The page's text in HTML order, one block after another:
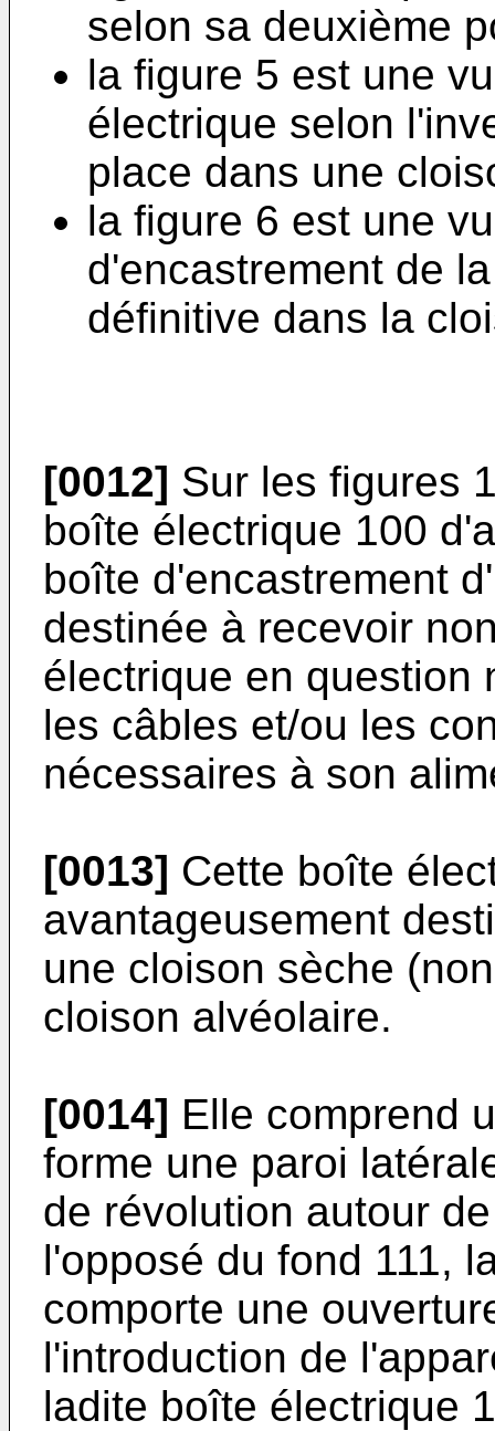
selon sa deuxième
la figure 5 est une
électrique selon
place dans une
la figure 6 est une
d'encastrement de
définitive dans la
[0012] Sur les figures
boîte électrique 100
boîte d'encastrement
destinée à recevoir
électrique en question
les câbles et/ou les
nécessaires à son
[0013] Cette boîte
avantageusement
une cloison sèche
cloison alvéolaire.
[0014] Elle comprend
forme une paroi
de révolution autour
l'opposé du fond 111,
comporte une
l'introduction de
ladite boîte électrique